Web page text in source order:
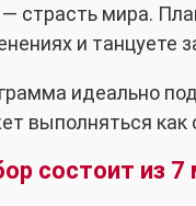
страсть мира.
и танцуете
идеально
выполняться как
состоит из 7